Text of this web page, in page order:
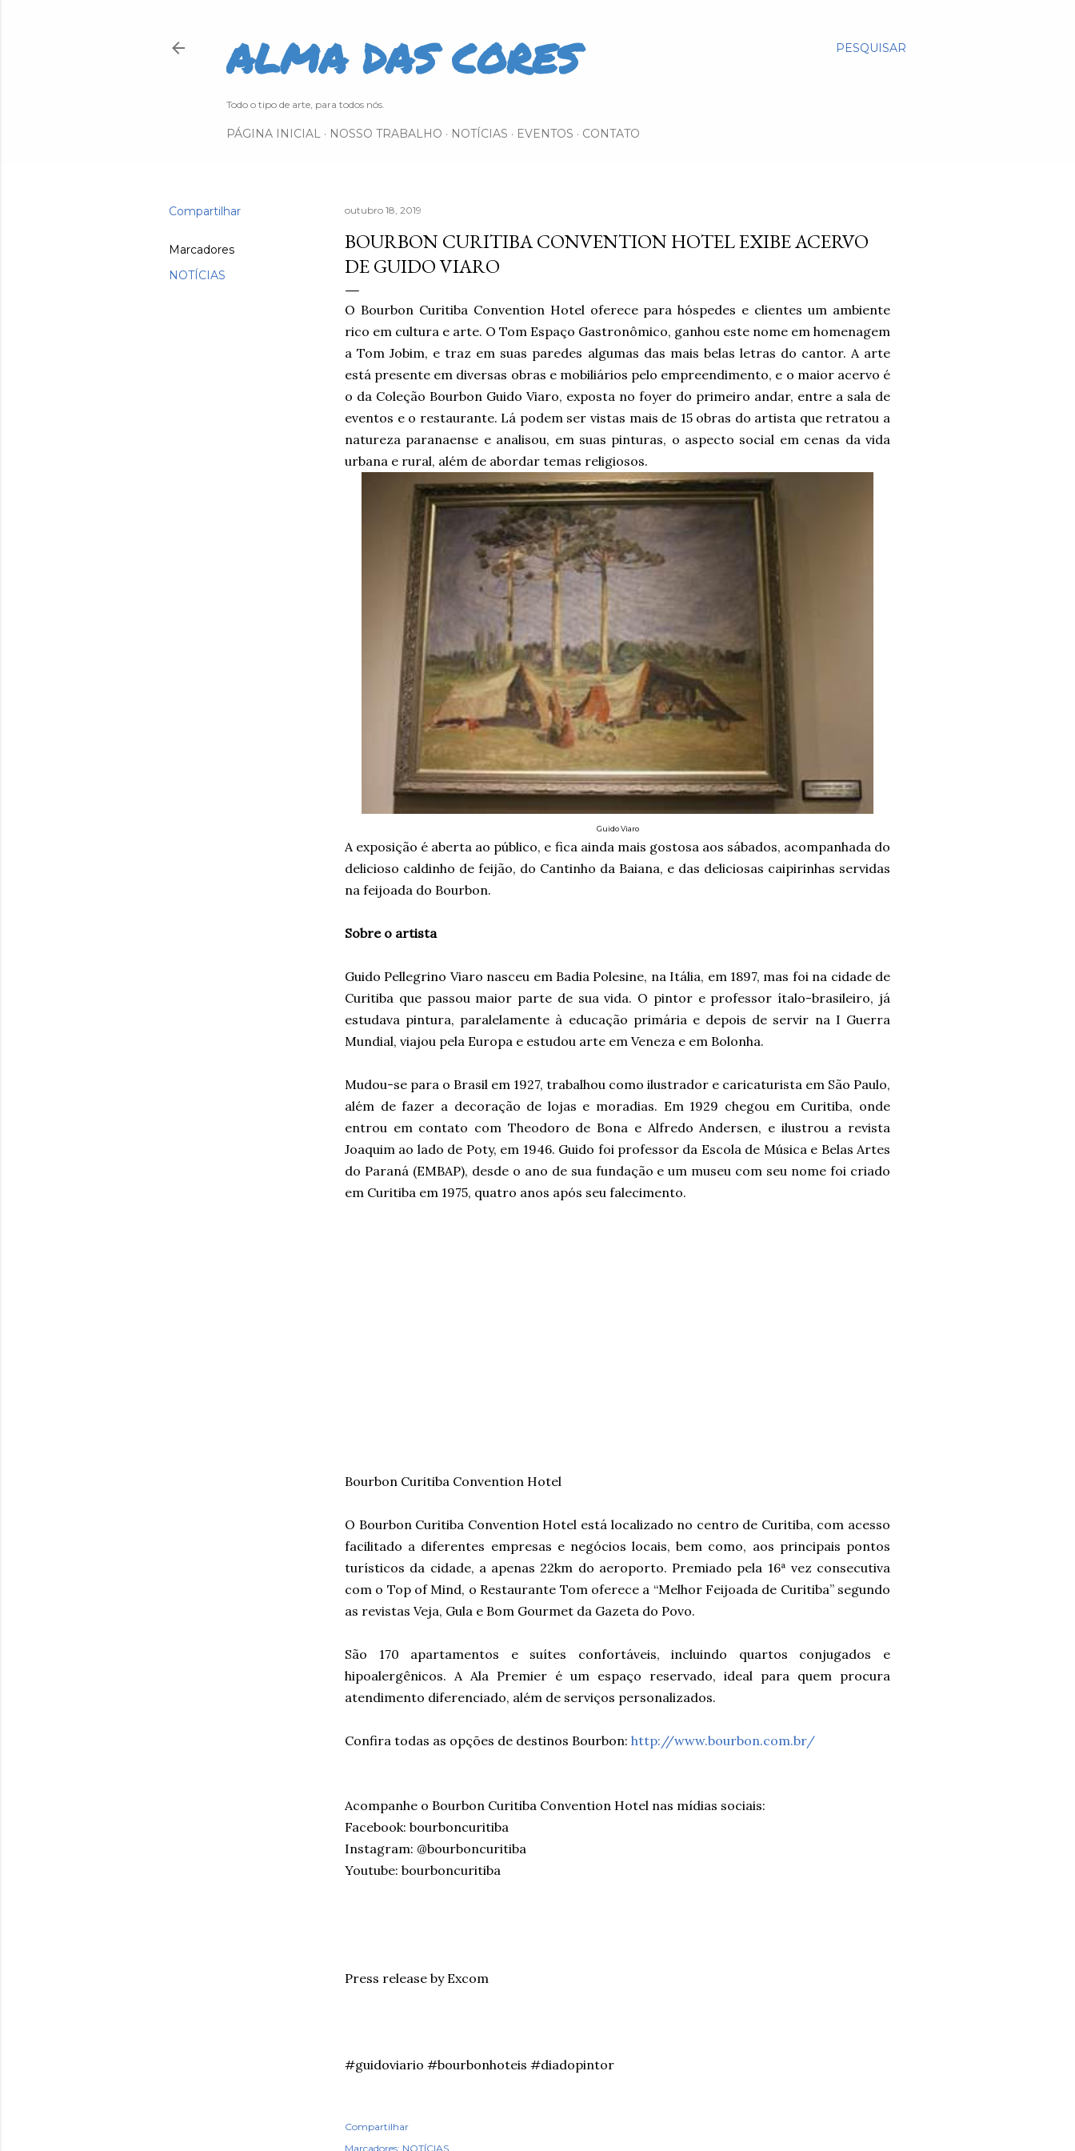
PESQUISAR
ALMA DAS CORES
Todo o tipo de arte, para todos nós.
PÁGINA INICIAL NOSSO TRABALHO NOTÍCIAS EVENTOS CONTATO
Compartilhar
Marcadores
NOTÍCIAS
outubro 18, 2019
BOURBON CURITIBA CONVENTION HOTEL EXIBE ACERVO
DE GUIDO VIARO
O Bourbon Curitiba Convention Hotel oferece para hóspedes e clientes um ambiente
rico em cultura e arte. O Tom Espaço Gastronômico, ganhou este nome em homenagem
a Tom Jobim, e traz em suas paredes algumas das mais belas letras do cantor. A arte
está presente em diversas obras e mobiliários pelo empreendimento, e o maior acervo é
o da Coleção Bourbon Guido Viaro, exposta no foyer do primeiro andar, entre a sala de
eventos e o restaurante. Lá podem ser vistas mais de 15 obras do artista que retratou a
natureza paranaense e analisou, em suas pinturas, o aspecto social em cenas da vida
urbana e rural, além de abordar temas religiosos.
Guido Viaro
A exposição é aberta ao público, e fica ainda mais gostosa aos sábados, acompanhada do
delicioso caldinho de feijão, do Cantinho da Baiana, e das deliciosas caipirinhas servidas
na feijoada do Bourbon.
Sobre o artista
Guido Pellegrino Viaro nasceu em Badia Polesine, na Itália, em 1897, mas foi na cidade de
Curitiba que passou maior parte de sua vida. O pintor e professor ítalo-brasileiro, já
estudava pintura, paralelamente à educação primária e depois de servir na I Guerra
Mundial, viajou pela Europa e estudou arte em Veneza e em Bolonha.
Mudou-se para o Brasil em 1927, trabalhou como ilustrador e caricaturista em São Paulo,
além de fazer a decoração de lojas e moradias. Em 1929 chegou em Curitiba, onde
entrou em contato com Theodoro de Bona e Alfredo Andersen, e ilustrou a revista
Joaquim ao lado de Poty, em 1946. Guido foi professor da Escola de Música e Belas Artes
do Paraná (EMBAP), desde o ano de sua fundação e um museu com seu nome foi criado
em Curitiba em 1975, quatro anos após seu falecimento.
Bourbon Curitiba Convention Hotel
O Bourbon Curitiba Convention Hotel está localizado no centro de Curitiba, com acesso
facilitado a diferentes empresas e negócios locais, bem como, aos principais pontos
turísticos da cidade, a apenas 22km do aeroporto. Premiado pela 16ª vez consecutiva
com o Top of Mind, o Restaurante Tom oferece a “Melhor Feijoada de Curitiba” segundo
as revistas Veja, Gula e Bom Gourmet da Gazeta do Povo.
São 170 apartamentos e suítes confortáveis, incluindo quartos conjugados e
hipoalergênicos. A Ala Premier é um espaço reservado, ideal para quem procura
atendimento diferenciado, além de serviços personalizados.
Confira todas as opções de destinos Bourbon: http://www.bourbon.com.br/
Acompanhe o Bourbon Curitiba Convention Hotel nas mídias sociais:
Facebook: bourboncuritiba
Instagram: @bourboncuritiba
Youtube: bourboncuritiba
Press release by Excom
#guidoviario #bourbonhoteis #diadopintor
Compartilhar
Marcadores: NOTÍCIAS